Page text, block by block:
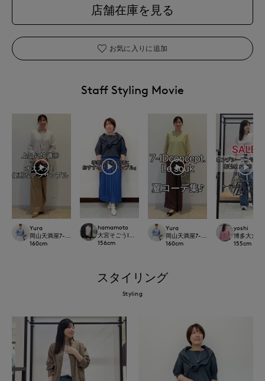
店舗在庫を見る
お気に入りに追加
Staff Styling Movie
Yura
岡山天満屋7-IDconcept.
160cm
hamamoto
大宮そごうINED
156cm
Yura
岡山天満屋7-IDconcept.
160cm
yoshi
博多大丸
155cm
スタイリング
Styling